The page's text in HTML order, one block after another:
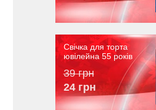
Свічка для торта
ювілейна 55 років
39 грн
24 грн